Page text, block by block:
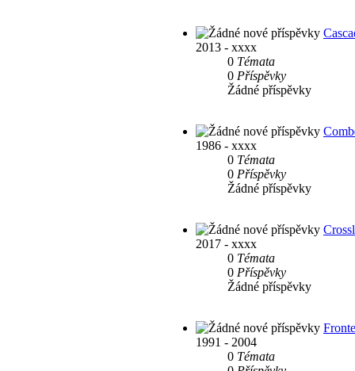
2013 - xxxx
0 Témata
0 Příspěvky
Žádné příspěvky
1986 - xxxx
0 Témata
0 Příspěvky
Žádné příspěvky
2017 - xxxx
0 Témata
0 Příspěvky
Žádné příspěvky
1991 - 2004
0 Témata